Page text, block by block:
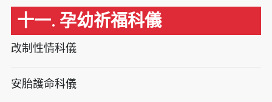
十一. 孕幼祈福科儀
改制性情科儀
安胎護命科儀